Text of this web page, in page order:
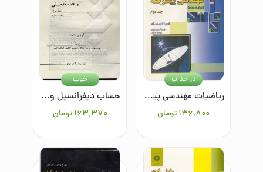
ریاضیات مهندسی پیشرفته/جلد دوم
۱۳۶٬۸۰۰تومان
در حد نو
حساب دیفرانسیل و انتگرال و هندسه تحلیلی (جلد اول - قسمت اول)
۱۶۳٬۳۷۰تومان
خوب